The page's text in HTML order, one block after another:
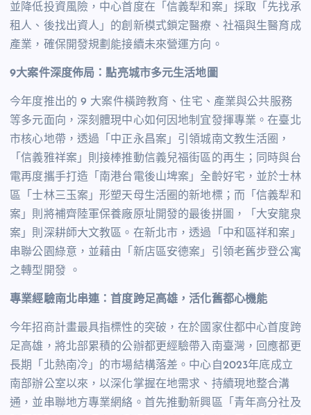
並降低投資風險，中心首度在「信義犁和案」採取「先找承
租人、後找出資人」的創新模式鎖定醫療、社福與生醫育成
產業，確保開發規劃能接續未來營運方向。
9大案件深度佈局：點亮城市多元生活地圖
今年度推出的 9 大案件橫跨教育、住宅、產業與公共服務
等多元面向，深刻體現中心如何因地制宜發揮專業。在臺北
市核心地帶，透過「中正永昌案」引領城南文教生活圈，
「信義雅祥案」則接棒推動信義兒福街區的再生；同時與台
電再度攜手打造「南港台電後山埤案」全齡好宅，並於士林
區「士林三玉案」形塑天母生活圈的新地標；而「信義犁和
案」則將補齊陸軍保養廠原址開發的最後拼圖，「大安龍泉
案」則深耕師大文教區。在新北市，透過「中和區祥和案」
串聯公園綠意，並藉由「新店區安德案」引領老舊步登公寓
之轉型開發 。
專業經驗南北串連：首度跨足高雄，活化舊都心機能
今年招商計畫最具指標性的突破，在於國家住都中心首度跨
足高雄，將北部累積的公辦都更經驗帶入南臺灣，回應都更
長期「北熱南冷」的市場結構落差。中心自2023年底成立
南部辦公室以來，以深化掌握在地需求、持續現地整合溝
通，並串聯地方專業網絡。首先推動新興區「青年高分社及